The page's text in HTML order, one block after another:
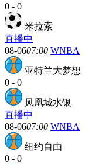
0 - 0
米拉索
直播中
08-0607:00 WNBA
亚特兰大梦想
0 - 0
凤凰城水银
直播中
08-0607:00 WNBA
纽约自由
0 - 0